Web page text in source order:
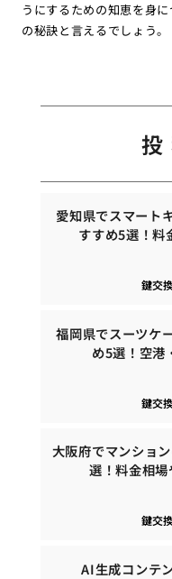
うにするための知恵を身
の秘訣と言えるでしょう。
愛知県でスマート
すすめ5選！料
鍵交
福岡県でスーツケ
め5選！空港
鍵交
大阪府でマンショ
選！料金相
鍵交
AI生成コンテ